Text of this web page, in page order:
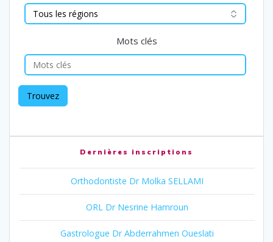
Mots clés
Dernières inscriptions
Orthodontiste Dr Molka SELLAMI
ORL Dr Nesrine Hamroun
Gastrologue Dr Abderrahmen Oueslati